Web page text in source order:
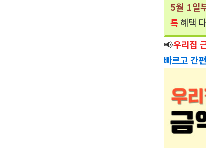
5월 1일
록혜택
📢우리집
빠르고 간